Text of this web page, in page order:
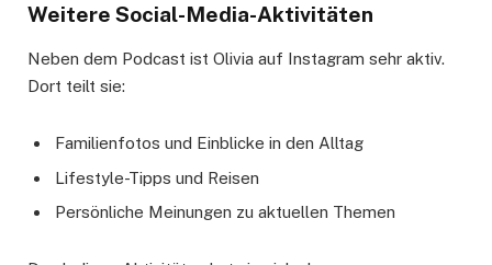
Weitere Social-Media-Aktivitäten
Neben dem Podcast ist Olivia auf Instagram sehr aktiv.
Dort teilt sie:
Familienfotos und Einblicke in den Alltag
Lifestyle-Tipps und Reisen
Persönliche Meinungen zu aktuellen Themen